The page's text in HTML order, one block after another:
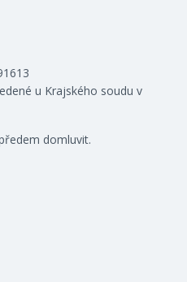
u Krajského soudu v
domluvit.